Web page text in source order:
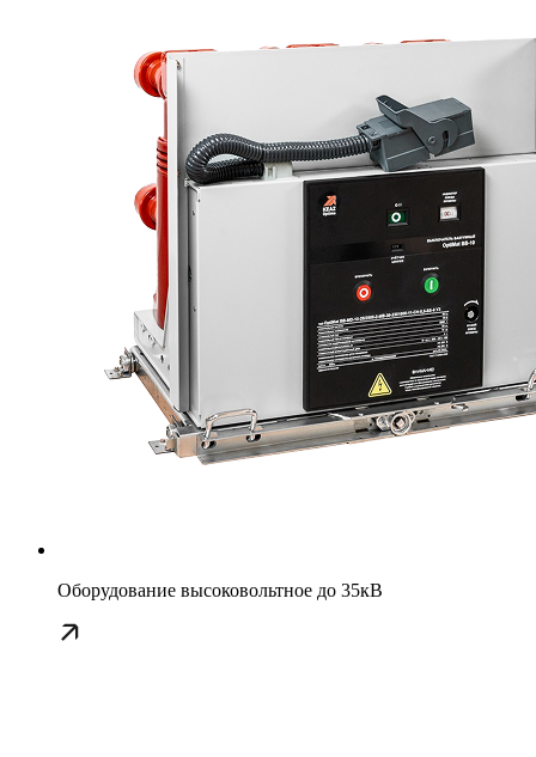
Оборудование высоковольтное до 35кВ